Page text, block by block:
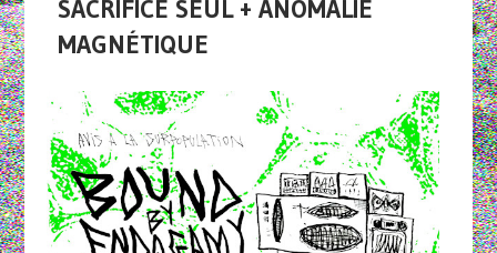
SACRIFICE SEUL + ANOMALIE
MAGNÉTIQUE